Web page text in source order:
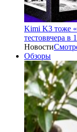
Kimi K3 тоже
тестоввчера в
Новости
Обзоры